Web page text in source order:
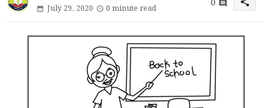
July 29, 2020
0 minute read 0